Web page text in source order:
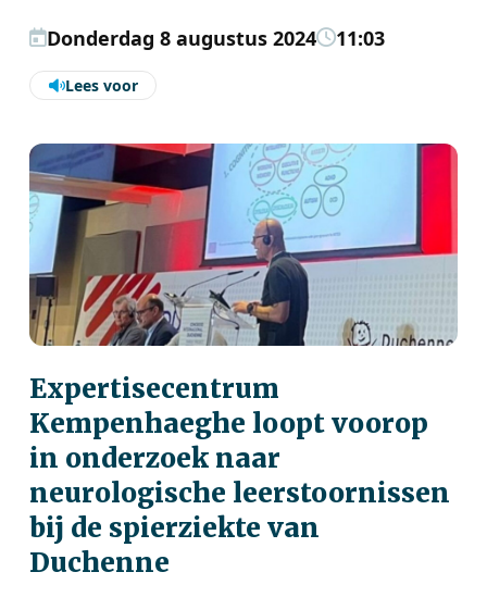
Donderdag 8 augustus 2024 11:03
Lees voor
Expertisecentrum
Kempenhaeghe loopt voorop
in onderzoek naar
neurologische leerstoornissen
bij de spierziekte van
Duchenne